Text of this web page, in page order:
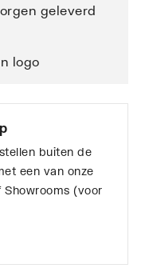
geleverd
logo
buiten de
een van onze
(voor